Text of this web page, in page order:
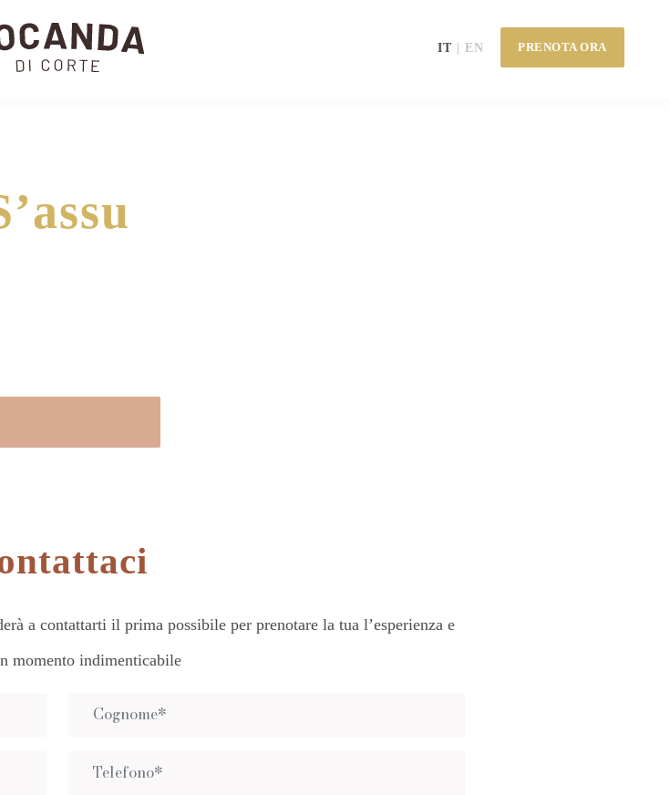
IT EN PRENOTA ORA
a contattarti il prima possibile per prenotare la tua l’esperienza e
momento indimenticabile